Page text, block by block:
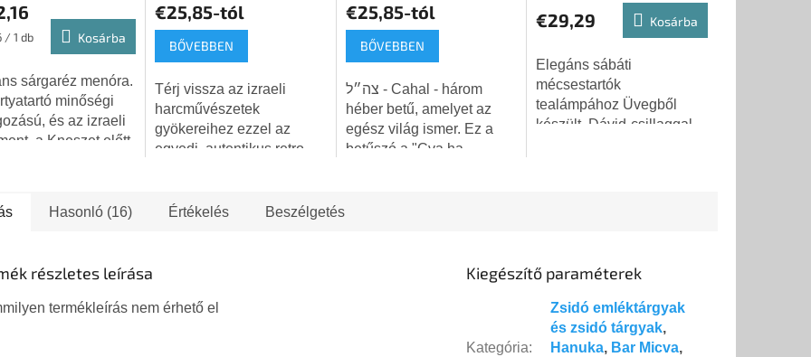
/ 1 db Kosárba
sárgaréz menóra.
minőségi
és az izraeli
a Kneszet előtt
€25,85-tól
BŐVEBBEN
Térj vissza az izraeli
harcművészetek
gyökereihez ezzel az
egyedi, autentikus retro
vintage nyomtatással
átlagos
értékelése
5-
ből
5,0
csillag.
€25,85-tól
BŐVEBBEN
צה״ל - Cahal - három
héber betű, amelyet az
egész világ ismer. Ez a
betűszó a "Cva ha-
átlagos
5-
ből
5,0
csillag.
€29,29 Kosárba
Elegáns sábáti
mécsestartók
tealámpához Üvegből
készült, Dávid-csillaggal
Hasonló (16) Értékelés Beszélgetés
részletes leírása
termékleírás nem érhető el
Kiegészítő paraméterek
Kategória:
Zsidó emléktárgyak
és zsidó tárgyak,
Hanuka, Bar Micva,